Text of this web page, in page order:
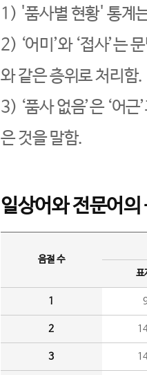
1) '품사별 현황' 통계
2) ‘어미’와 ‘접사’는
와 같은 층위로 처리함.
3) ‘품사 없음’은 ‘어
은 것을 말함.
일상어와 전문어의
음절 수
표
1
2
3